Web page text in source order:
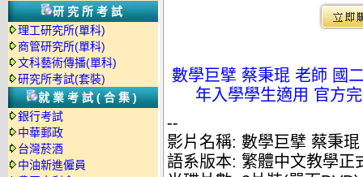
研究所考試
理工研究所(單科)
商管研究所(單科)
文科藝術傳播(單科)
研究所考試(套裝)
就業考試(合集)
銀行考試
中華郵政
台灣菸酒
中油新進僱員
數學巨擘 蔡秉琨 老師 國
年入學學生適用 官方
--
影片名稱: 數學巨擘 蔡秉
語系版本: 繁體中文教學正